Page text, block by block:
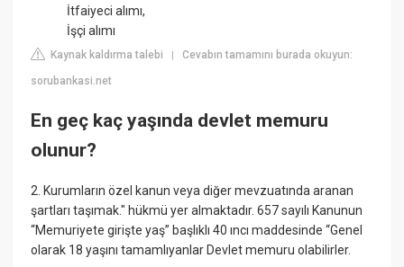
İtfaiyeci alımı,
İşçi alımı
Kaynak kaldırma talebi |Cevabın tamamını burada okuyun:
sorubankasi.net
En geç kaç yaşında devlet memuru
olunur?
2. Kurumların özel kanun veya diğer mevzuatında aranan
şartları taşımak." hükmü yer almaktadır. 657 sayılı Kanunun
“Memuriyete girişte yaş” başlıklı 40 ıncı maddesinde “Genel
olarak 18 yaşını tamamlıyanlar Devlet memuru olabilirler.